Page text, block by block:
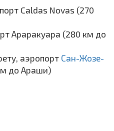
Caldas Novas (270
Араракуара (280 км до
аэропорт Сан-Жозе-
до Араши)